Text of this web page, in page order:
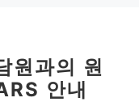
원과의 원
안내